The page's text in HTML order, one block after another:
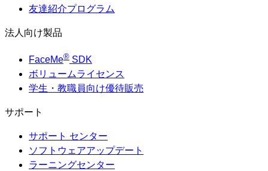
友達紹介プログラム
法人向け製品
FaceMe® SDK
ボリュームライセンス
学生・教職員向け優待販売
サポート
サポート センター
ソフトウェアアップデート
ラーニングセンター